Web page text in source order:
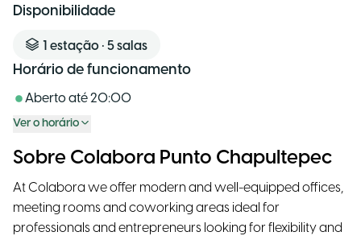
Disponibilidade
1 estação • 5salas
Horário de funcionamento
Aberto até20:00
Ver o horário
Sobre Colabora Punto Chapultepec
At Colabora we offer modern and well-equipped offices,
meeting rooms and coworking areas ideal for
professionals and entrepreneurs looking for flexibility and